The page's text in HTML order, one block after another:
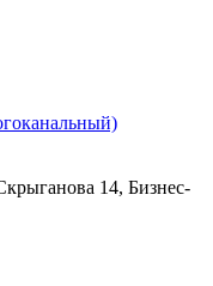
14, Бизнес-